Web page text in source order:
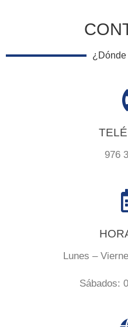
¿Dónde
976
Lunes –
Sábados: